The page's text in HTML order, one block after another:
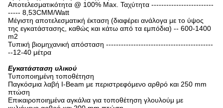
Αποτελεσματικότητα @ 100% Max. Ταχύτητα -------------------------
----- 8,53CMM/Watt
Μέγιστη αποτελεσματική έκταση (διαφέρει ανάλογα με το ύψος
της εγκατάστασης, καθώς και κάτω από τα εμπόδια) -- 600-1400
m2
Τυπική βιομηχανική απόσταση -------------------------------------------
--12-40 μέτρα
Εγκατάσταση υλικού
Τυποποιημένη τοποθέτηση
Παγκόσμια λαβή I-Beam με περιστρεφόμενο αρθρό και 250 mm
πτώση
Επικαιροποιημένα αγκάλια για τοποθέτηση γλουλούμ με